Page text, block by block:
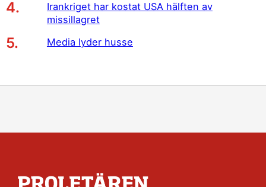
Irankriget har kostat USA hälften av
missillagret
Media lyder husse